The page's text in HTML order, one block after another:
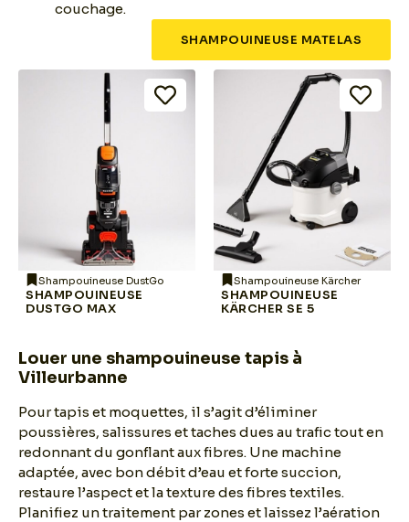
couchage.
SHAMPOUINEUSE MATELAS
Shampouineuse DustGo
SHAMPOUINEUSE
DUSTGO MAX
Shampouineuse Kärcher
SHAMPOUINEUSE
KÄRCHER SE 5
Louer une shampouineuse tapis à
Villeurbanne
Pour tapis et moquettes, il s’agit d’éliminer
poussières, salissures et taches dues au trafic tout en
redonnant du gonflant aux fibres. Une machine
adaptée, avec bon débit d’eau et forte succion,
restaure l’aspect et la texture des fibres textiles.
Planifiez un traitement par zones et laissez l’aération